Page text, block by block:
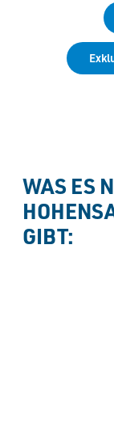
WAS ES
GIBT: